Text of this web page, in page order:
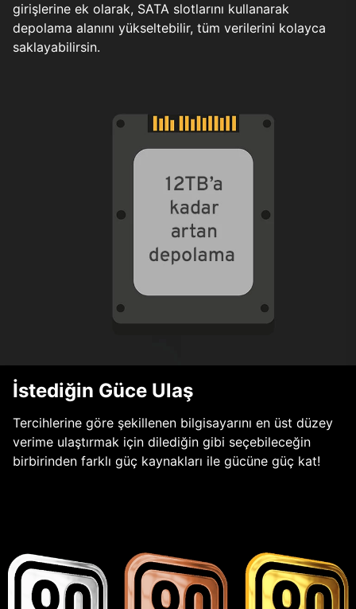
girişlerine ek olarak, SATA slotlarını kullanarak
depolama alanını yükseltebilir, tüm verilerini kolayca
saklayabilirsin.
İstediğin Güce Ulaş
Tercihlerine göre şekillenen bilgisayarını en üst düzey
verime ulaştırmak için dilediğin gibi seçebileceğin
birbirinden farklı güç kaynakları ile gücüne güç kat!